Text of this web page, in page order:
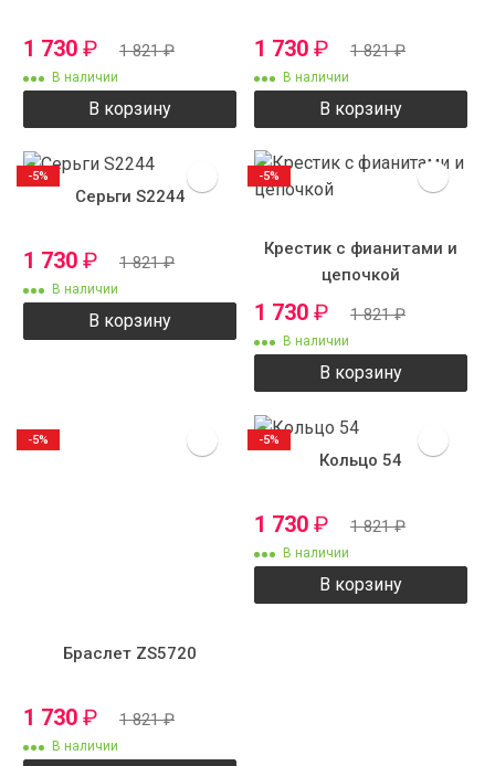
1 730 ₽ 1 821₽
В наличии
В корзину
1 730 ₽ 1 821₽
В наличии
В корзину
Серьги S2244
1 730 ₽ 1 821₽
В наличии
В корзину
-5%
Крестик с фианитами и
цепочкой
1 730 ₽ 1 821₽
В наличии
В корзину
-5%
Браслет ZS5720
1 730 ₽ 1 821₽
В наличии
-5%
Кольцо 54
1 730 ₽ 1 821₽
В наличии
В корзину
-5%